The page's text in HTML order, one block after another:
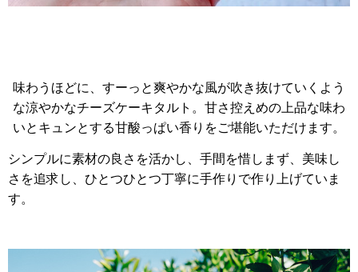
味わうほどに、すーっと爽やかな風が吹き抜けていくよう
な涼やかなチーズケーキタルト。甘さ控えめの上品な味わ
いとキュンとする甘酸っぱい香りをご堪能いただけます。
シンプルに素材の良さを活かし、手間を惜しまず、美味し
さを追求し、ひとつひとつ丁寧に手作りで作り上げていま
す。